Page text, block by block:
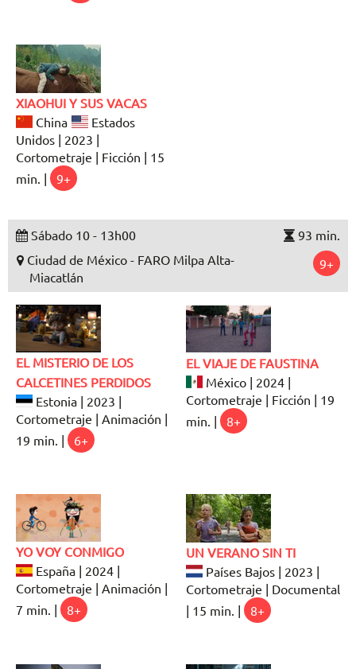
XIAOHUI Y SUS VACAS
China
Estados
Unidos | 2023 |
Cortometraje | Ficción | 15
min. |
9+
Sábado 10 - 13h00
93 min.
Ciudad de México - FARO Milpa Alta-
Miacatlán
9+
EL MISTERIO DE LOS
CALCETINES PERDIDOS
Estonia | 2023 |
Cortometraje | Animación |
19 min. |
6+
EL VIAJE DE FAUSTINA
México | 2024 |
Cortometraje | Ficción | 19
min. |
8+
YO VOY CONMIGO
España | 2024 |
Cortometraje | Animación |
7 min. |
8+
UN VERANO SIN TI
Países Bajos | 2023 |
Cortometraje | Documental
| 15 min. |
8+